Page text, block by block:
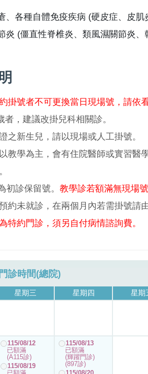
、各種自體免疫疾病 (硬皮症、皮
炎 (僵直性脊椎炎、類風濕關節炎
掛號者不可更換當日現場號，請依
者，建議改掛兒科相關診。
之新生兒，請以現場或人工掛號。
教學為主，會有住院醫師或實習醫
初診保留號。 教學診若額滿無現場號
約未就診，在兩個月內若需掛號請
特約門診，須另自付病情諮詢費。